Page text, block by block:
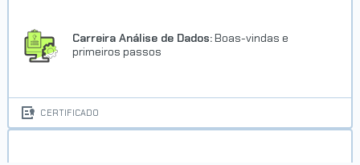
Carreira Análise de Dados: Boas-vindas e
primeiros passos
CERTIFICADO